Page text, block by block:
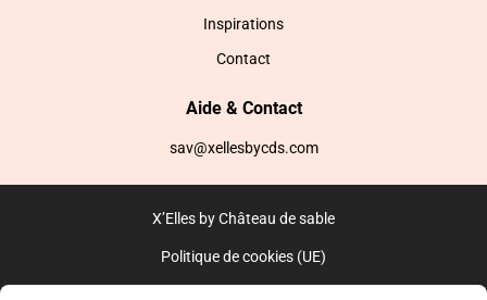
Inspirations
Contact
Aide & Contact
sav@xellesbycds.com
X’Elles by Château de sable
Politique de cookies (UE)